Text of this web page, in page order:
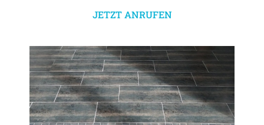
JETZT ANRUFEN